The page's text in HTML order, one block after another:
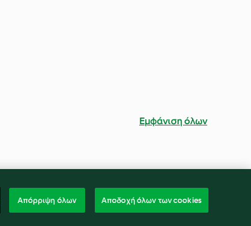
Εμφάνιση όλων
Απόρριψη όλων Αποδοχή όλων των cookies